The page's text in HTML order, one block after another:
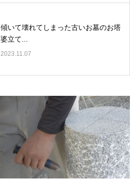
傾いて壊れてしまった古いお墓のお塔
婆立て...
2023.11.07